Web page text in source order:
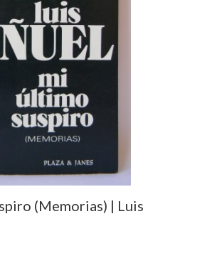
(Memorias) | Luis